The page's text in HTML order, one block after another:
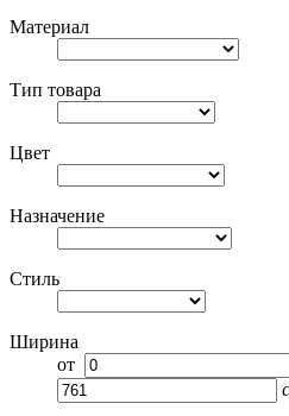
Материал
Тип товара
Цвет
Назначение
Стиль
Ширина
от